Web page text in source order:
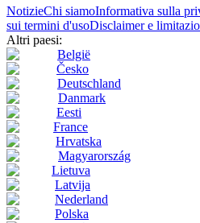
NotizieChi siamoInformativa sulla
sui termini d'usoDisclaimer e
Altri paesi:
België
Česko
Deutschland
Danmark
Eesti
France
Hrvatska
Magyarország
Lietuva
Latvija
Nederland
Polska